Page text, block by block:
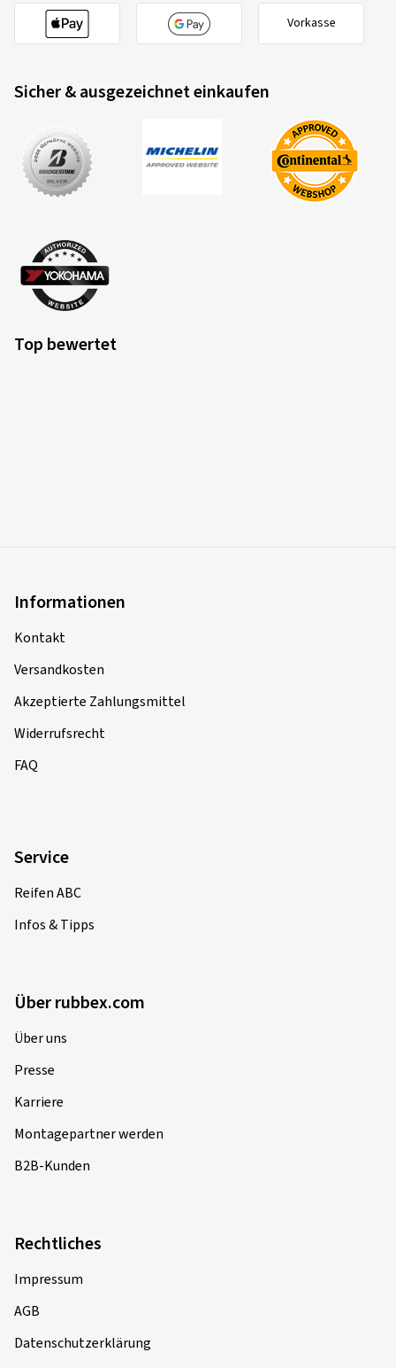
Vorkasse
Sicher & ausgezeichnet einkaufen
Top bewertet
Informationen
Kontakt
Versandkosten
Akzeptierte Zahlungsmittel
Widerrufsrecht
FAQ
Service
Reifen ABC
Infos & Tipps
Über rubbex.com
Über uns
Presse
Karriere
Montagepartner werden
B2B-Kunden
Rechtliches
Impressum
AGB
Datenschutzerklärung